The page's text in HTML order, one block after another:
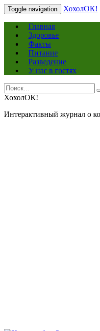
Toggle navigation ХохолОК!
Главная
Здоровье
Факты
Питание
Разведение
У нас в гостях
Search
for:
ХохолОК!
Интерактивный журнал о